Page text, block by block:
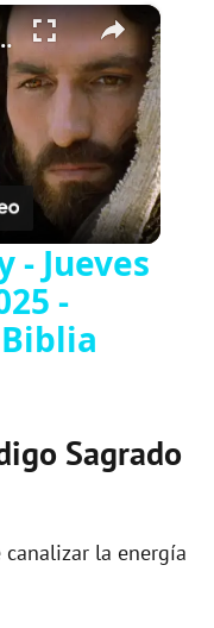
×
Lucas 9:11b-17 - Biblia Católica
- Jueves
-
Sagrado
la energía